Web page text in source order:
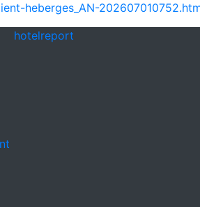
heberges_AN-
hotelreport